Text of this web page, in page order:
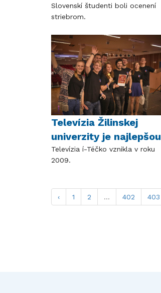
Slovenskí študenti boli ocenení
striebrom.
Televízia Žilinskej
univerzity je najlepšou
Televízia í-Téčko vznikla v roku
2009.
‹ 1 2 ... 402 403